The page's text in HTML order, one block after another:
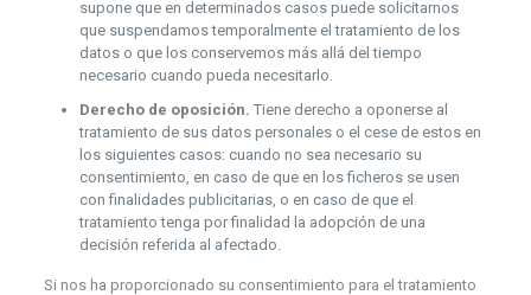
supone que en determinados casos puede solicitarnos
que suspendamos temporalmente el tratamiento de los
datos o que los conservemos más allá del tiempo
necesario cuando pueda necesitarlo.
Derecho de oposición. Tiene derecho a oponerse al
tratamiento de sus datos personales o el cese de estos en
los siguientes casos: cuando no sea necesario su
consentimiento, en caso de que en los ficheros se usen
con finalidades publicitarias, o en caso de que el
tratamiento tenga por finalidad la adopción de una
decisión referida al afectado.
Si nos ha proporcionado su consentimiento para el tratamiento